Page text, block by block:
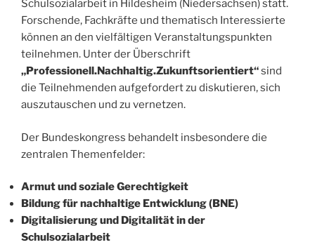
Schulsozialarbeit in Hildesheim (Niedersachsen) statt.
Forschende, Fachkräfte und thematisch Interessierte
können an den vielfältigen Veranstaltungspunkten
teilnehmen. Unter der Überschrift
„Professionell.Nachhaltig.Zukunftsorientiert“sind
die Teilnehmenden aufgefordert zu diskutieren, sich
auszutauschen und zu vernetzen.
Der Bundeskongress behandelt insbesondere die
zentralen Themenfelder:
Armut und soziale Gerechtigkeit
Bildung für nachhaltige Entwicklung (BNE)
Digitalisierung und Digitalität in der
Schulsozialarbeit